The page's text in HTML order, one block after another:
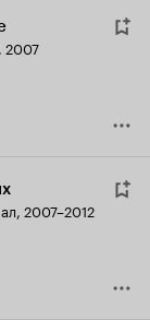
, 2007
2007–2012